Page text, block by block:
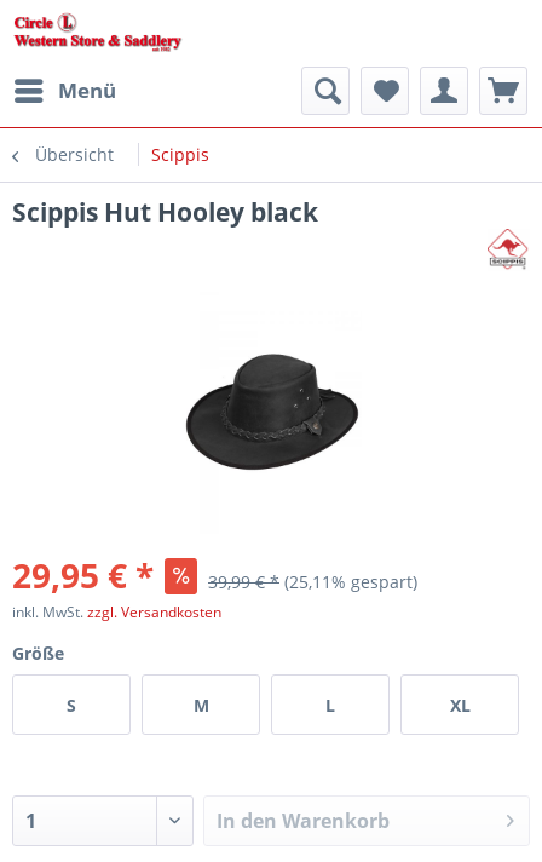
Menü
Übersicht Scippis
Scippis Hut Hooley black
29,95 € * 39,99 € * (25,11% gespart)
inkl. MwSt.zzgl. Versandkosten
Größe
S M L XL
In den Warenkorb